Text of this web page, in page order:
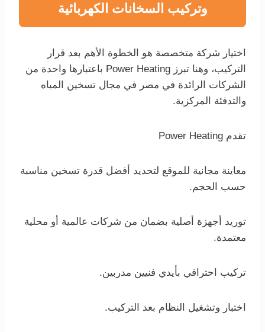
وتركيب السخانات الكهربائية
اختيار شركة متخصصة هو الخطوة الأهم بعد قرار
التركيب، وهنا تبرز Power Heating باعتبارها واحدة من
الشركات الرائدة في مصر في مجال تسخين المياه
والتدفئة المركزية.
تقدم Power Heating
معاينة مجانية للموقع لتحديد أفضل قدرة تسخين مناسبة
حسب الحجم.
توريد أجهزة أصلية بضمان من شركات عالمية أو محلية
معتمدة.
تركيب احترافي بأيدي فنيين مدربين.
اختبار وتشغيل النظام بعد التركيب.